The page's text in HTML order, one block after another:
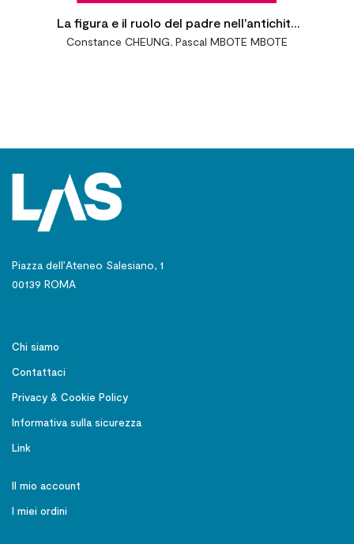
La figura e il ruolo del padre nell'antichità
classica e cristiana
Constance CHEUNG, Pascal MBOTE MBOTE
Piazza dell’Ateneo Salesiano, 1
00139 ROMA
Chi siamo
Contattaci
Privacy & Cookie Policy
Informativa sulla sicurezza
Link
Il mio account
I miei ordini